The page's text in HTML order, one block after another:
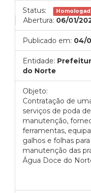
Status:
Abertura: 06/01/
Publicado em: 04/
Entidade:
do Norte
Objeto:
Contratação de
serviços de poda
manutenção,
ferramentas,
galhos e folhas
manutenção das
Água Doce do